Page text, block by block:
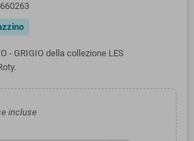
- GRIGIO della collezione LES
incluse